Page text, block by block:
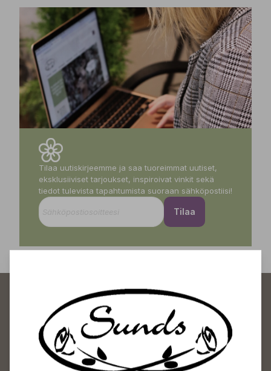
Tilaa uutiskirjeemme ja saa tuoreimmat uutiset,
eksklusiiviset tarjoukset, inspiroivat vinkit sekä
tiedot tulevista tapahtumista suoraan sähköpostiisi!
Tilaa
Sundin Puutarhakeskus